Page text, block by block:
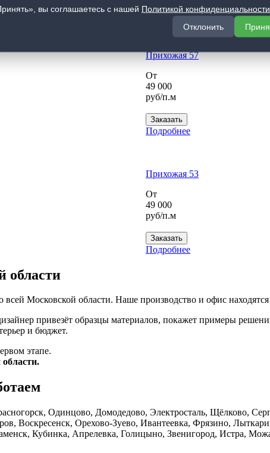
Прихожая 57
От
49 000
руб/п.м
Заказать
Подробнее
Прихожая 53
От
49 000
руб/п.м
Заказать
Подробнее
области
Московской области. Наше производство и офис
привезёт образцы материалов, покажет примеры
и бюджет.
этапе.
Одинцово, Домодедово, Электросталь, Щёлково,
Воскресенск, Орехово-Зуево, Ивантеевка, Фрязино,
Кубинка, Апрелевка, Голицыно, Звенигород, Истра,
вы соглашаетесь с нашей Политикой конфиденциальности
Отклонить